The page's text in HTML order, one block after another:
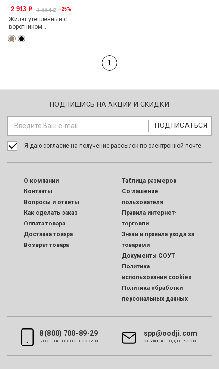
2 913 o 3 884o -25%
Жилет утепленный с
воротником-...
1
ПОДПИШИСЬ НА АКЦИИ И СКИДКИ
Я даю согласие на получение рассылок по электронной почте.
O компании
Контакты
Вопросы и ответы
Как сделать заказ
Оплата товара
Доставка товара
Возврат товара
Таблица размеров
Соглашение
пользователя
Правила интернет-
торговли
Знаки и правила ухода за
товарами
Документы СОУТ
Политика
использования cookies
Политика обработки
персональных данных
8 (800) 700-89-29
БЕСПЛАТНО ПО РОССИИ
spp@oodji.com
CЛУЖБА ПОДДЕРЖКИ